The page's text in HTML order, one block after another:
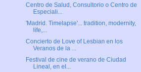
Centro de Salud, Consultorio o Centro de
Especiali...
'Madrid. Timelapse'... tradition, modernity,
life,...
Concierto de Love of Lesbian en los
Veranos de la ...
Festival de cine de verano de Ciudad
Lineal, en el...